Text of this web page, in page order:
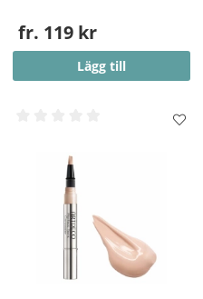
fr. 119 kr
Lägg till